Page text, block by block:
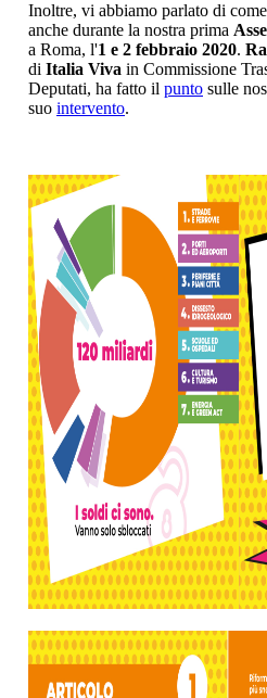
Inoltre, vi abbiamo parlato di
anche durante la nostra prima
a Roma, l'1 e 2 febbraio 2020.
di Italia Viva in Commissione
Deputati, ha fatto il punto sulle
suo intervento.